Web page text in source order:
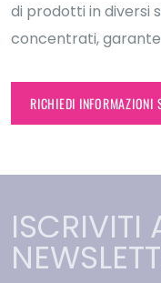
di prodotti in diversi
concentrati,
RICHIEDI INFORMAZIONI
ISCRIVITI